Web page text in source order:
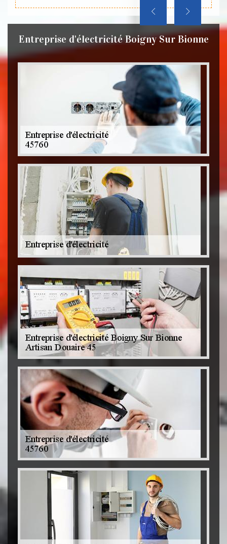
Entreprise d'électricité Boigny Sur Bionne